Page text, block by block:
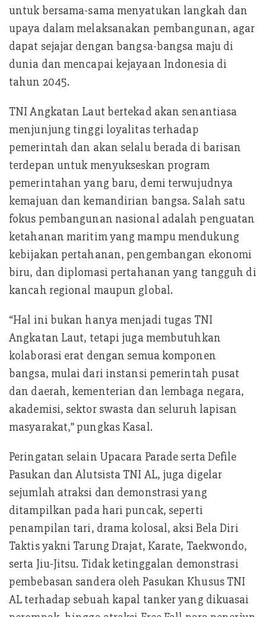
untuk bersama-sama menyatukan langkah dan
upaya dalam melaksanakan pembangunan, agar
dapat sejajar dengan bangsa-bangsa maju di
dunia dan mencapai kejayaan Indonesia di
tahun 2045.
TNI Angkatan Laut bertekad akan senantiasa
menjunjung tinggi loyalitas terhadap
pemerintah dan akan selalu berada di barisan
terdepan untuk menyukseskan program
pemerintahan yang baru, demi terwujudnya
kemajuan dan kemandirian bangsa. Salah satu
fokus pembangunan nasional adalah penguatan
ketahanan maritim yang mampu mendukung
kebijakan pertahanan, pengembangan ekonomi
biru, dan diplomasi pertahanan yang tangguh di
kancah regional maupun global.
“Hal ini bukan hanya menjadi tugas TNI
Angkatan Laut, tetapi juga membutuhkan
kolaborasi erat dengan semua komponen
bangsa, mulai dari instansi pemerintah pusat
dan daerah, kementerian dan lembaga negara,
akademisi, sektor swasta dan seluruh lapisan
masyarakat,” pungkas Kasal.
Peringatan selain Upacara Parade serta Defile
Pasukan dan Alutsista TNI AL, juga digelar
sejumlah atraksi dan demonstrasi yang
ditampilkan pada hari puncak, seperti
penampilan tari, drama kolosal, aksi Bela Diri
Taktis yakni Tarung Drajat, Karate, Taekwondo,
serta Jiu-Jitsu. Tidak ketinggalan demonstrasi
pembebasan sandera oleh Pasukan Khusus TNI
AL terhadap sebuah kapal tanker yang dikuasai